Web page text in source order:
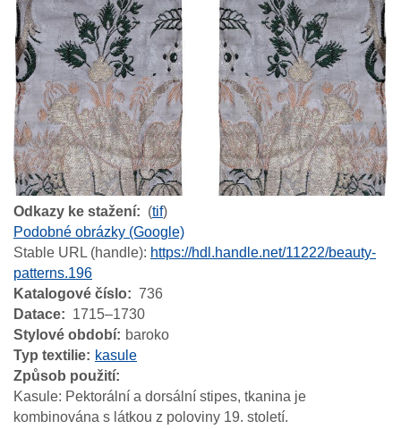
Odkazy ke stažení (tif)
Podobné obrázky (Google)
Stable URL (handle): https://hdl.handle.net/11222/beauty-
patterns.196
Katalogové číslo
736
Datace
1715–1730
Stylové období
baroko
Typ textilie
kasule
Způsob použití
Kasule: Pektorální a dorsální stipes, tkanina je
kombinována s látkou z poloviny 19. století.